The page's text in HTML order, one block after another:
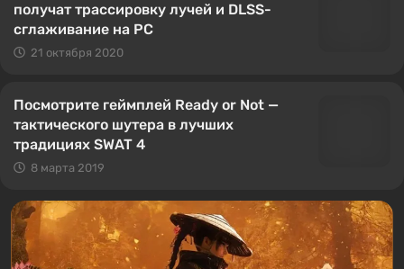
получат трассировку лучей и DLSS-
сглаживание на PC
21 октября 2020
Посмотрите геймплей Ready or Not —
тактического шутера в лучших
традициях SWAT 4
8 марта 2019